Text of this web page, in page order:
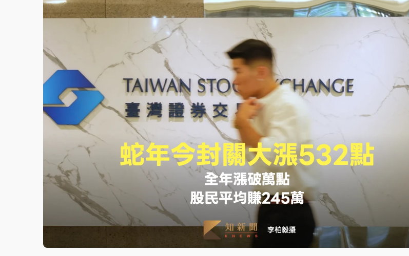
中信慈善基金會想增加董事人數！辜仲諒向法院聲請遭駁 理由曝光
故宮《龍藏經》特展第2檔！今線上預約開賣一度塞車 周六起展出延長至晚上7時
台東農業處長涉圖利渡假村！東檢抗告成功 今重開羈押庭
父親節泡湯了！中颱白海豚雨彈轟3天 「紅到發紫」降雨熱區曝